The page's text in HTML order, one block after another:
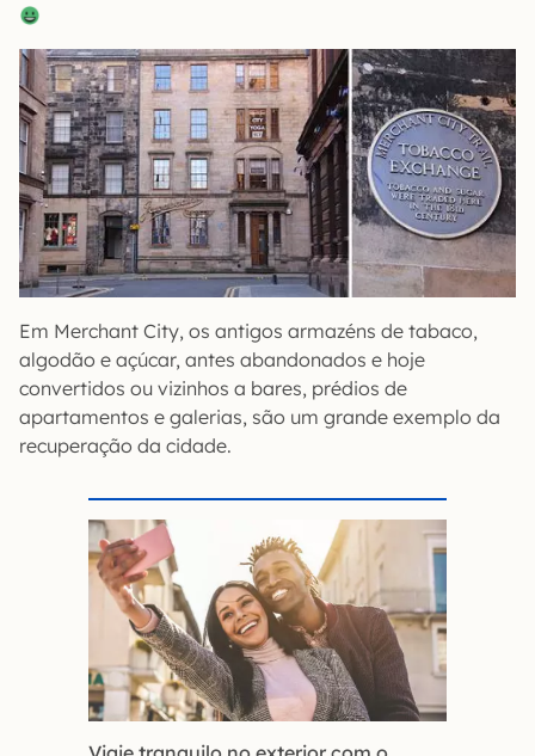
Em Merchant City, os antigos armazéns de tabaco,
algodão e açúcar, antes abandonados e hoje
convertidos ou vizinhos a bares, prédios de
apartamentos e galerias, são um grande exemplo da
recuperação da cidade.